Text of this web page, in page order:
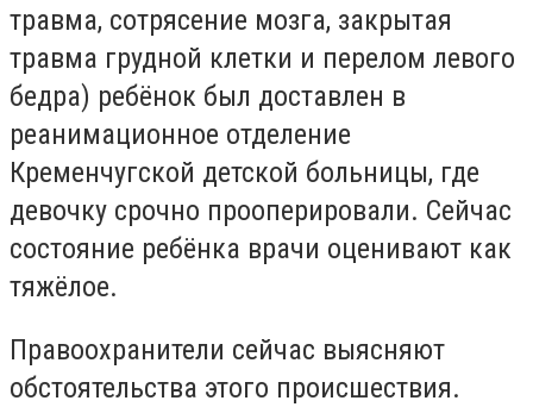
травма, сотрясение мозга, закрытая
травма грудной клетки и перелом левого
бедра) ребёнок был доставлен в
реанимационное отделение
Кременчугской детской больницы, где
девочку срочно прооперировали. Сейчас
состояние ребёнка врачи оценивают как
тяжёлое.
Правоохранители сейчас выясняют
обстоятельства этого происшествия.